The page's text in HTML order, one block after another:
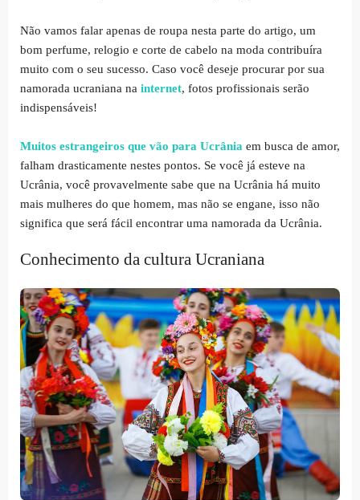
Não vamos falar apenas de roupa nesta parte do artigo, um
bom perfume, relogio e corte de cabelo na moda contribuíra
muito com o seu sucesso. Caso você deseje procurar por sua
namorada ucraniana na internet, fotos profissionais serão
indispensáveis!
Muitos estrangeiros que vão para Ucrânia em busca de amor,
falham drasticamente nestes pontos. Se você já esteve na
Ucrânia, você provavelmente sabe que na Ucrânia há muito
mais mulheres do que homem, mas não se engane, isso não
significa que será fácil encontrar uma namorada da Ucrânia.
Conhecimento da cultura Ucraniana